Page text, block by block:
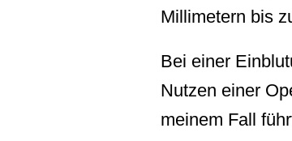
Millimetern bis
Bei einer
Nutzen einer
meinem Fall